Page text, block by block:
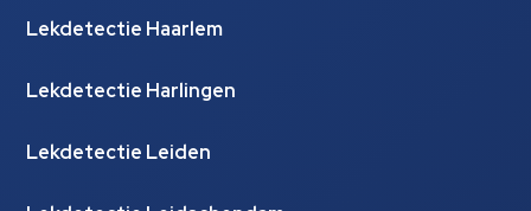
Lekdetectie Haarlem
Lekdetectie Harlingen
Lekdetectie Leiden